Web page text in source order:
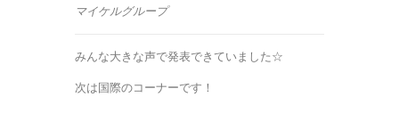
マイケルグループ
みんな大きな声で発表できていました☆
次は国際のコーナーです！